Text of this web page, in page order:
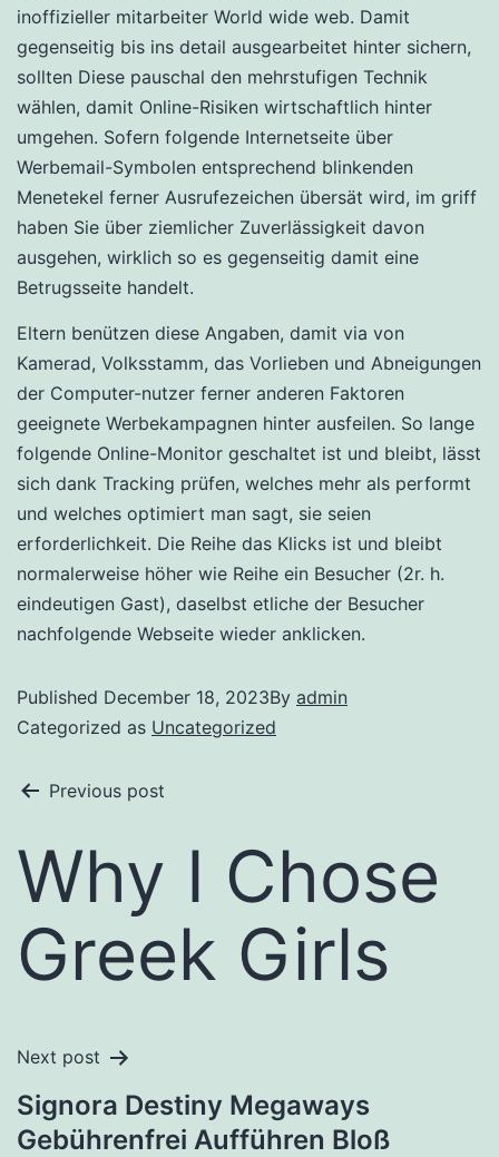
inoffizieller mitarbeiter World wide web. Damit
gegenseitig bis ins detail ausgearbeitet hinter sichern,
sollten Diese pauschal den mehrstufigen Technik
wählen, damit Online-Risiken wirtschaftlich hinter
umgehen. Sofern folgende Internetseite über
Werbemail-Symbolen entsprechend blinkenden
Menetekel ferner Ausrufezeichen übersät wird, im griff
haben Sie über ziemlicher Zuverlässigkeit davon
ausgehen, wirklich so es gegenseitig damit eine
Betrugsseite handelt.
Eltern benützen diese Angaben, damit via von
Kamerad, Volksstamm, das Vorlieben und Abneigungen
der Computer-nutzer ferner anderen Faktoren
geeignete Werbekampagnen hinter ausfeilen. So lange
folgende Online-Monitor geschaltet ist und bleibt, lässt
sich dank Tracking prüfen, welches mehr als performt
und welches optimiert man sagt, sie seien
erforderlichkeit. Die Reihe das Klicks ist und bleibt
normalerweise höher wie Reihe ein Besucher (2r. h.
eindeutigen Gast), daselbst etliche der Besucher
nachfolgende Webseite wieder anklicken.
Published December 18, 2023By admin
Categorized as Uncategorized
Previous post
Why I Chose
Greek Girls
Next post
Signora Destiny Megaways
Gebührenfrei Aufführen Bloß